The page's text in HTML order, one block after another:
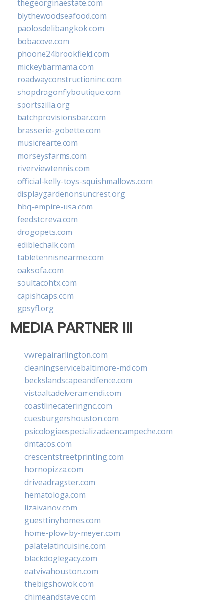
thegeorginaestate.com
blythewoodseafood.com
paolosdelibangkok.com
bobacove.com
phoone24brookfield.com
mickeybarmama.com
roadwayconstructioninc.com
shopdragonflyboutique.com
sportszilla.org
batchprovisionsbar.com
brasserie-gobette.com
musicrearte.com
morseysfarms.com
riverviewtennis.com
official-kelly-toys-squishmallows.com
displaygardenonsuncrest.org
bbq-empire-usa.com
feedstoreva.com
drogopets.com
ediblechalk.com
tabletennisnearme.com
oaksofa.com
soultacohtx.com
capishcaps.com
gpsyfl.org
MEDIA PARTNER III
vwrepairarlington.com
cleaningservicebaltimore-md.com
beckslandscapeandfence.com
vistaaltadelveramendi.com
coastlinecateringnc.com
cuesburgershouston.com
psicologiaespecializadaencampeche.com
dmtacos.com
crescentstreetprinting.com
hornopizza.com
driveadragster.com
hematologa.com
lizaivanov.com
guesttinyhomes.com
home-plow-by-meyer.com
palatelatincuisine.com
blackdoglegacy.com
eatvivahouston.com
thebigshowok.com
chimeandstave.com